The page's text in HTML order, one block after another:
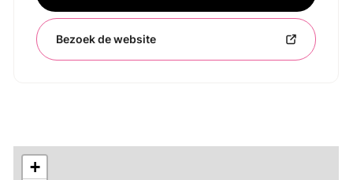
Bezoek de website
+